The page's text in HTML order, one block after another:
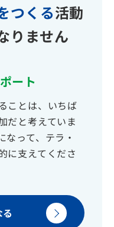
つくる活動
りません
ート
ことは、いちば
だと考えていま
って、テラ・
に支えてくださ